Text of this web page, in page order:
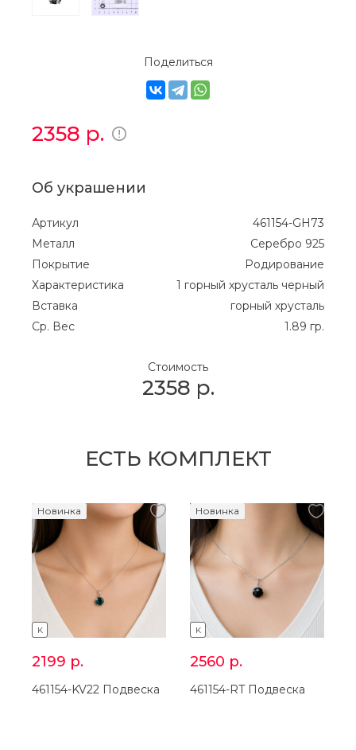
Поделиться
2358 р.
Об украшении
Артикул
461154-GH73
Металл
Серебро 925
Покрытие
Родирование
Характеристика
1 горный хрусталь черный
Вставка
горный хрусталь
Ср. Вес
1.89 гр.
Стоимость
2358 р.
ЕСТЬ КОМПЛЕКТ
K
Новинка
2199 р.
461154-KV22 Подвеска
K
Новинка
2560 р.
461154-RT Подвеска